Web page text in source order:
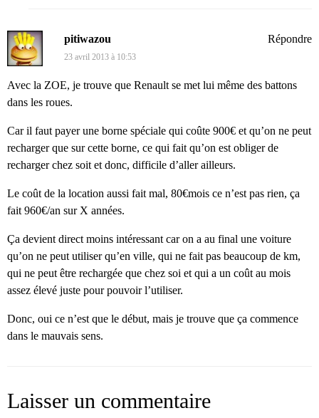
pitiwazou
23 avril 2013 à 10:53
Avec la ZOE, je trouve que Renault se met lui même des battons
dans les roues.
Car il faut payer une borne spéciale qui coûte 900€ et qu’on ne peut
recharger que sur cette borne, ce qui fait qu’on est obliger de
recharger chez soit et donc, difficile d’aller ailleurs.
Le coût de la location aussi fait mal, 80€mois ce n’est pas rien, ça
fait 960€/an sur X années.
Ça devient direct moins intéressant car on a au final une voiture
qu’on ne peut utiliser qu’en ville, qui ne fait pas beaucoup de km,
qui ne peut être rechargée que chez soi et qui a un coût au mois
assez élevé juste pour pouvoir l’utiliser.
Donc, oui ce n’est que le début, mais je trouve que ça commence
dans le mauvais sens.
Répondre
Laisser un commentaire